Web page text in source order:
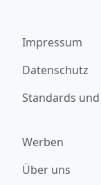
Impressum
Datenschutz
Standards
Werben
Über uns